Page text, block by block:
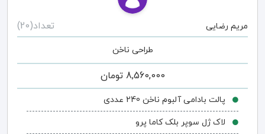
مریم رضایی تعداد(20)
طراحی ناخن
8,560,000 تومان
پالت بادامی آلبوم ناخن 240 عددی
لاک ژل سوپر بلک کاما پرو